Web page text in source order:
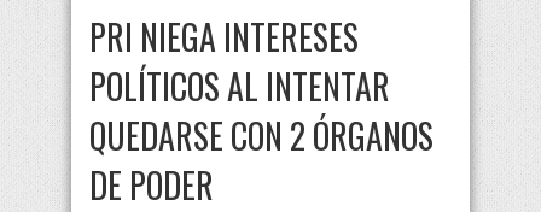
PRI NIEGA INTERESES
POLÍTICOS AL INTENTAR
QUEDARSE CON 2 ÓRGANOS
DE PODER